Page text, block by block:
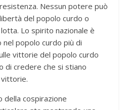
Nessun potere può
del popolo curdo o
Lo spirito nazionale è
popolo curdo più di
vittorie del popolo curdo
di credere che si stiano
della cospirazione